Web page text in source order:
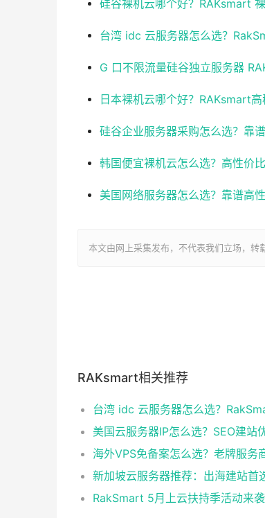
硅谷裸机云哪个好？RAKsmart
台湾 idc 云服务器怎么选？
G 口不限流量硅谷独立服务器
日本裸机云哪个好？RAKsmart
硅谷企业服务器采购怎么选？靠
韩国便宜裸机云怎么选？高性价
美国网络服务器怎么选？靠谱高
本文由网上采集发布，不代表我们立场，
RAKsmart相关推荐